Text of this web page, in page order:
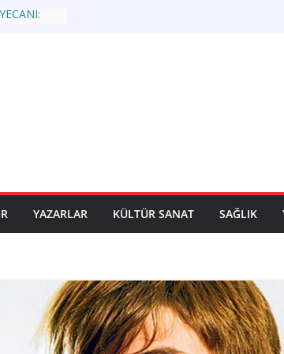
Sinoplu
YAZARLAR KÜLTÜR SANAT SAĞLIK